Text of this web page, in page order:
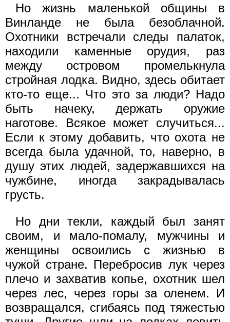
Но жизнь маленькой общины в
Винланде не была безоблачной.
Охотники встречали следы палаток,
находили каменные орудия, раз
между островом промелькнула
стройная лодка. Видно, здесь обитает
кто-то еще... Что это за люди? Надо
быть начеку, держать оружие
наготове. Всякое может случиться...
Если к этому добавить, что охота не
всегда была удачной, то, наверно, в
душу этих людей, задержавшихся на
чужбине, иногда закрадывалась
грусть.
Но дни текли, каждый был занят
своим, и мало-помалу, мужчины и
женщины освоились с жизнью в
чужой стране. Перебросив лук через
плечо и захватив копье, охотник шел
через лес, через горы за оленем. И
возвращался, сгибаясь под тяжестью